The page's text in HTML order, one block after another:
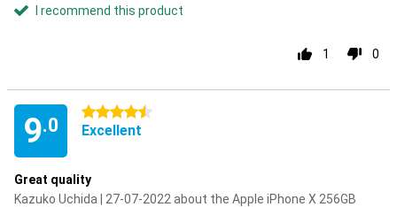
I recommend this product
1 0
9.0
4.5 stars
Excellent
Great quality
Kazuko Uchida | 27-07-2022 about the Apple iPhone X 256GB